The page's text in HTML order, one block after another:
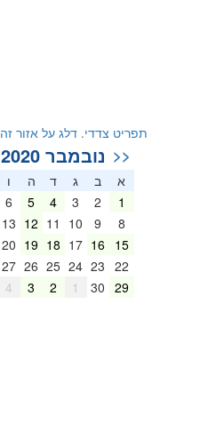
תפריט צדדי. דלג על אזור זה
<< נובמבר 2020
א ב ג ד ה ו
1
2
3
4
5
6
8
9
10
11
12
13
15
16
17
18
19
20
22
23
24
25
26
27
29
30
1
2
3
4